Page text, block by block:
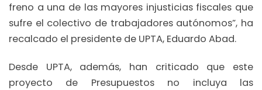
freno a una de las mayores injusticias fiscales que
sufre el colectivo de trabajadores autónomos”, ha
recalcado el presidente de UPTA, Eduardo Abad.
Desde UPTA, además, han criticado que este
proyecto de Presupuestos no incluya las